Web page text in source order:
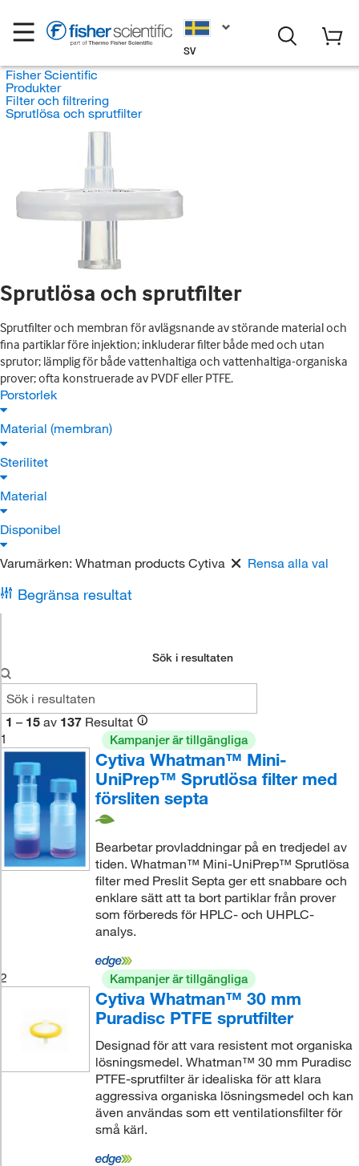
SV
Fisher Scientific
Produkter
Filter och filtrering
Sprutlösa och sprutfilter
Sprutlösa och sprutfilter
Sprutfilter och membran för avlägsnande av störande material och
fina partiklar före injektion; inkluderar filter både med och utan
sprutor; lämplig för både vattenhaltiga och vattenhaltiga-organiska
prover; ofta konstruerade av PVDF eller PTFE.
Porstorlek
Material (membran)
Sterilitet
Material
Disponibel
Varumärken: Whatman products Cytiva Rensa alla val
Begränsa resultat
Sök i resultaten
1 – 15 av 137 Resultat
1
Kampanjer är tillgängliga
Cytiva Whatman™ Mini-
UniPrep™ Sprutlösa filter med
försliten septa
Bearbetar provladdningar på en tredjedel av
tiden. Whatman™ Mini-UniPrep™ Sprutlösa
filter med Preslit Septa ger ett snabbare och
enklare sätt att ta bort partiklar från prover
som förbereds för HPLC- och UHPLC-
analys.
2 Kampanjer är tillgängliga
Cytiva Whatman™ 30 mm
Puradisc PTFE sprutfilter
Designad för att vara resistent mot organiska
lösningsmedel. Whatman™ 30 mm Puradisc
PTFE-sprutfilter är idealiska för att klara
aggressiva organiska lösningsmedel och kan
även användas som ett ventilationsfilter för
små kärl.